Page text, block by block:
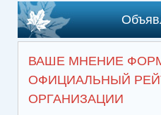
ВАШЕ МНЕНИЕ
ОФИЦИАЛЬНЫЙ
ОРГАНИЗАЦИИ